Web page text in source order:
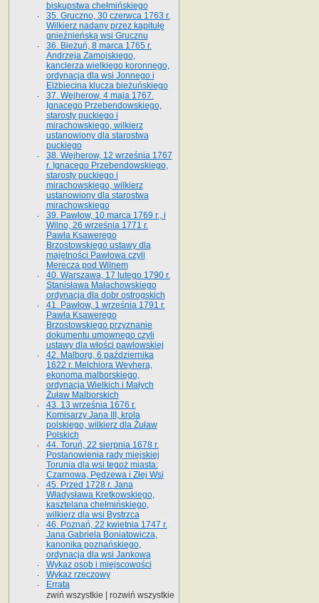
biskupstwa chełmińskiego
35. Gruczno, 30 czerwca 1763 r.
Wilkierz nadany przez kapitułę
gnieźnieńską wsi Grucznu
36. Bieżuń, 8 marca 1765 r.
Andrzeja Zamojskiego,
kanclerza wielkiego koronnego,
ordynacja dla wsi Jonnego i
Elżbiecina klucza bieżuńskiego
37. Wejherow, 4 maja 1767.
Ignacego Przebendowskiego,
starosty puckiego i
mirachowskiego, wilkierz
ustanowiony dla starostwa
puckiego
38. Wejherow, 12 września 1767
r. Ignacego Przebendowskiego,
starosty puckiego i
mirachowskiego, wilkierz
ustanowiony dla starostwa
mirachowskiego
39. Pawłow, 10 marca 1769 r., i
Wilno, 26 września 1771 r.
Pawła Ksawerego
Brzostowskiego ustawy dla
majętności Pawłowa czyli
Merecza pod Wilnem
40. Warszawa, 17 lutego 1790 r.
Stanisława Małachowskiego
ordynacja dla dobr ostrogskich
41. Pawłow, 1 września 1791 r.
Pawła Ksawerego
Brzostowskiego przyznanie
dokumentu umownego czyli
ustawy dla włości pawłowskiej
42. Malborg, 6 października
1622 r. Melchiora Weyhera,
ekonoma malborskiego,
ordynacja Wielkich i Małych
Żuław Malborskich
43. 13 września 1676 r.
Komisarzy Jana III, krola
polskiego, wilkierz dla Żuław
Polskich
44. Toruń, 22 sierpnia 1678 r.
Postanowienia rady miejskiej
Torunia dla wsi tegoż miasta:
Czarnowa, Pędzewa i Złej Wsi
45. Przed 1728 r. Jana
Władysława Kretkowskiego,
kasztelana chełmińskiego,
wilkierz dla wsi Bystrzca
46. Poznań, 22 kwietnia 1747 r.
Jana Gabriela Boniatowicza,
kanonika poznańskiego,
ordynacja dla wsi Jankowa
Wykaz osob i miejscowości
Wykaz rzeczowy
Errata
zwiń wszystkie
rozwiń wszystkie